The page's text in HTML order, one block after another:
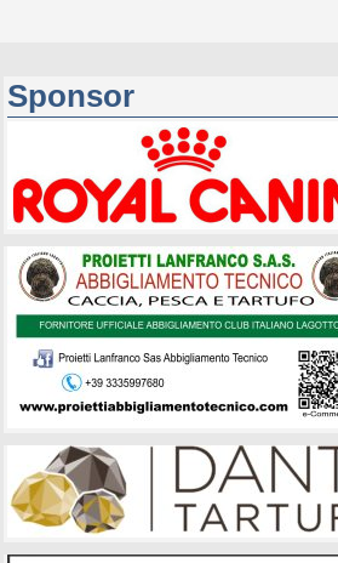
Sponsor